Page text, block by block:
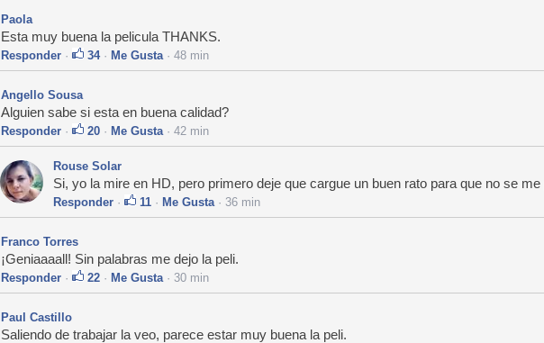
Paola
Esta muy buena la pelicula THANKS.
Responder· 34· Me Gusta· 48 min
Angello Sousa
Alguien sabe si esta en buena calidad?
Responder· 20· Me Gusta· 42 min
Rouse Solar
Si, yo la mire en HD, pero primero deje que cargue un buen rato para que no se
Responder· 11· Me Gusta· 36 min
Franco Torres
¡Geniaaaall! Sin palabras me dejo la peli.
Responder· 22· Me Gusta· 30 min
Paul Castillo
Saliendo de trabajar la veo, parece estar muy buena la peli.